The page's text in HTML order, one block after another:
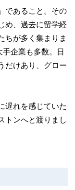
であること。その
め、過去に留学経
ちが多く集まりま
企業も多数。日
だけあり、グロー
遅れを感じていた
トンへと渡りまし